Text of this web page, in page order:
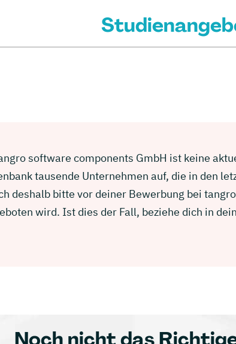
software components GmbH ist keine
tausende Unternehmen auf, die in den
deshalb bitte vor deiner Bewerbung bei
wird. Ist dies der Fall, beziehe dich in